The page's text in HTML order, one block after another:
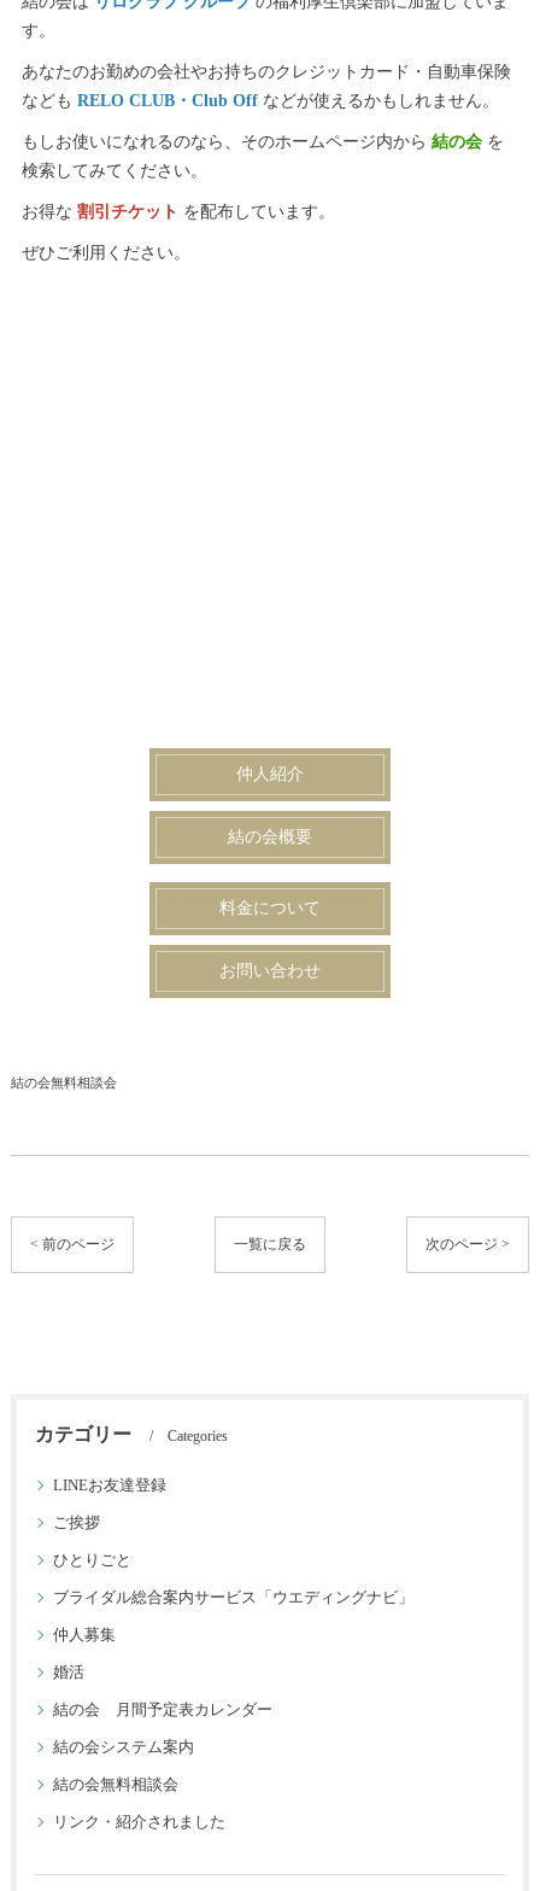
す。
あなたのお勤めの会社やお持ちのクレジットカード・自動車保険
なども RELO CLUB・Club Offなどが使えるかもしれません。
もしお使いになれるのなら、そのホームページ内から 結の会を
検索してみてください。
お得な 割引チケット を配布しています。
ぜひご利用ください。
仲人紹介
結の会概要
料金について
お問い合わせ
結の会無料相談会
< 前のページ 一覧に戻る 次のページ >
カテゴリー Categories
LINEお友達登録
ご挨拶
ひとりごと
ブライダル総合案内サービス「ウエディングナビ」
仲人募集
婚活
結の会 月間予定表カレンダー
結の会システム案内
結の会無料相談会
リンク・紹介されました